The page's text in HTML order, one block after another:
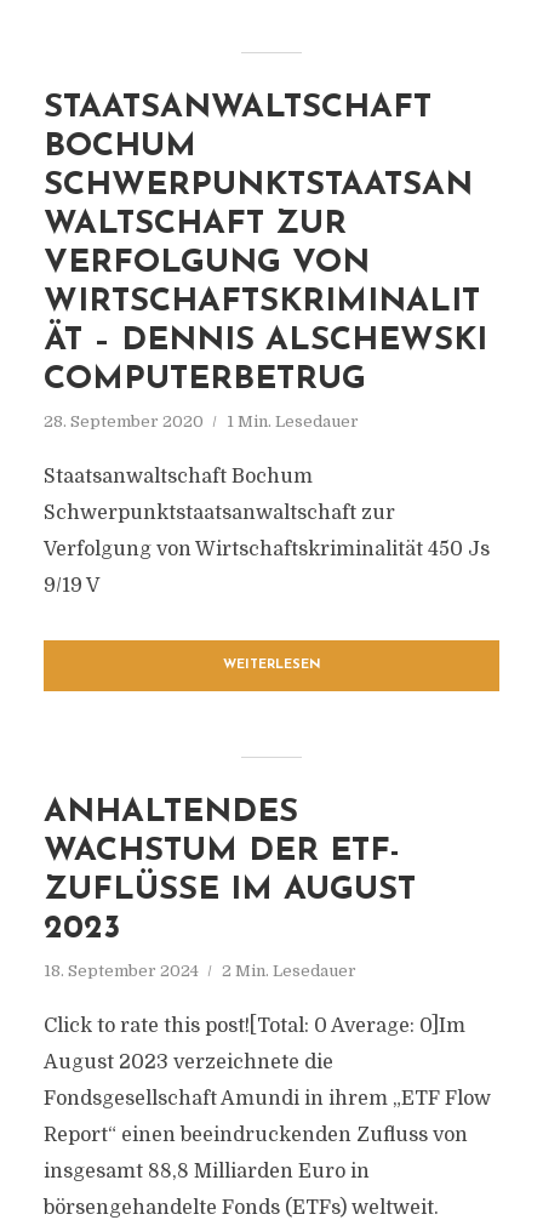
STAATSANWALTSCHAFT
BOCHUM
SCHWERPUNKTSTAATSAN
WALTSCHAFT ZUR
VERFOLGUNG VON
WIRTSCHAFTSKRIMINALIT
ÄT – DENNIS ALSCHEWSKI
COMPUTERBETRUG
28. September 2020 1 Min. Lesedauer
Staatsanwaltschaft Bochum
Schwerpunktstaatsanwaltschaft zur
Verfolgung von Wirtschaftskriminalität 450 Js
9/19 V
WEITERLESEN
ANHALTENDES
WACHSTUM DER ETF-
ZUFLÜSSE IM AUGUST
2023
18. September 2024 2 Min. Lesedauer
Click to rate this post![Total: 0 Average: 0]Im
August 2023 verzeichnete die
Fondsgesellschaft Amundi in ihrem „ETF Flow
Report“ einen beeindruckenden Zufluss von
insgesamt 88,8 Milliarden Euro in
börsengehandelte Fonds (ETFs) weltweit.